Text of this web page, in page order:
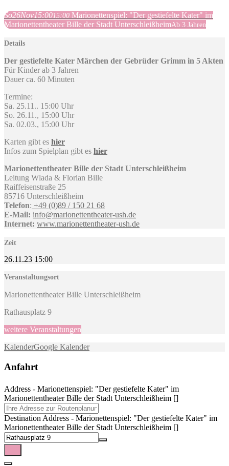
So26Nov15:0015:00 Marionettenspiel: "Der gestiefelte Kater" im
Marionettentheater Bille der Stadt UnterschleißheimAb 3 Jahren
Details
Der gestiefelte Kater Märchen der Gebrüder Grimm in 5 Akten
Für Kinder ab 3 Jahren
Dauer ca. 60 Minuten
Termine:
Sa. 25.11.. 15:00 Uhr
So. 26.11., 15:00 Uhr
Sa. 02.03., 15:00 Uhr
Karten gibt es hier
Infos zum Spielplan gibt es hier
Marionettentheater Bille der Stadt Unterschleißheim
Leitung Wlada & Florian Bille
Raiffeisenstraße 25
85716 Unterschleißheim
Telefon: +49 (0)89 / 150 21 68
E-Mail: info@marionettentheater-ush.de
Internet: www.marionettentheater-ush.de
Zeit
26.11.23 15:00
Veranstaltungsort
Marionettentheater Bille Unterschleißheim
Rathausplatz 9
weitere Veranstaltungen
KalenderGoogle Kalender
Anfahrt
Address - Marionettenspiel: "Der gestiefelte Kater" im
Marionettentheater Bille der Stadt Unterschleißheim []
Destination Address - Marionettenspiel: "Der gestiefelte Kater" im
Marionettentheater Bille der Stadt Unterschleißheim []